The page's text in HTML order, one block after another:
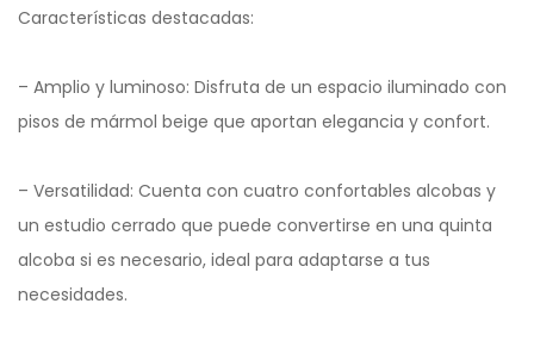
Características destacadas:
– Amplio y luminoso: Disfruta de un espacio iluminado con
pisos de mármol beige que aportan elegancia y confort.
– Versatilidad: Cuenta con cuatro confortables alcobas y
un estudio cerrado que puede convertirse en una quinta
alcoba si es necesario, ideal para adaptarse a tus
necesidades.